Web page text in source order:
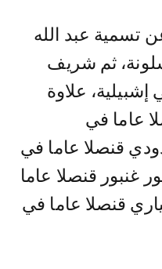
تسمية عبد الله
ثم شريف
علاوة
عاما في
قنصلا عاما في
غنبور قنصلا عاما
قنصلا عاما في